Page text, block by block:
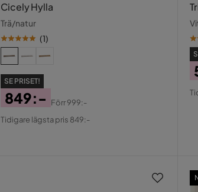
Cicely Hylla
Trä/natur
(1)
SE PRISET!
Pris
849:-
Original
Förr999:-
Tidigare lägsta pris 849:-